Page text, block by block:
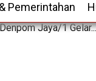
Pemerintahan
Jaya/1 Gelar...